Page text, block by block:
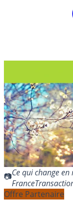
Ce qui change
Offre Partenaire